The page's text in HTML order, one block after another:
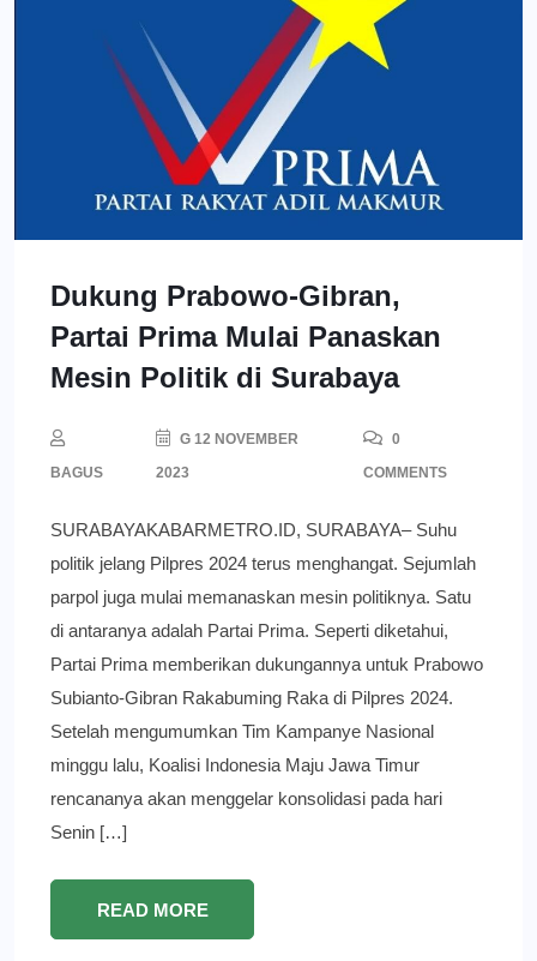
Dukung Prabowo-Gibran,
Partai Prima Mulai Panaskan
Mesin Politik di Surabaya
BAGUS
G 12 NOVEMBER
2023
0
COMMENTS
SURABAYAKABARMETRO.ID, SURABAYA– Suhu
politik jelang Pilpres 2024 terus menghangat. Sejumlah
parpol juga mulai memanaskan mesin politiknya. Satu
di antaranya adalah Partai Prima. Seperti diketahui,
Partai Prima memberikan dukungannya untuk Prabowo
Subianto-Gibran Rakabuming Raka di Pilpres 2024.
Setelah mengumumkan Tim Kampanye Nasional
minggu lalu, Koalisi Indonesia Maju Jawa Timur
rencananya akan menggelar konsolidasi pada hari
Senin […]
READ MORE